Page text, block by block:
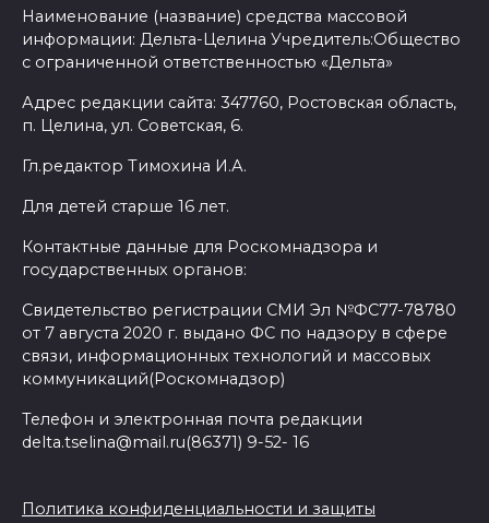
Наименование (название) средства массовой
информации: Дельта-Целина Учредитель:Общество
с ограниченной ответственностью «Дельта»
Адрес редакции сайта: 347760, Ростовская область,
п. Целина, ул. Советская, 6.
Гл.редактор Тимохина И.А.
Для детей старше 16 лет.
Контактные данные для Роскомнадзора и
государственных органов:
Свидетельство регистрации СМИ Эл №ФС77-78780
от 7 августа 2020 г. выдано ФС по надзору в сфере
связи, информационных технологий и массовых
коммуникаций(Роскомнадзор)
Телефон и электронная почта редакции
delta.tselina@mail.ru(86371) 9-52- 16
Политика конфиденциальности и защиты